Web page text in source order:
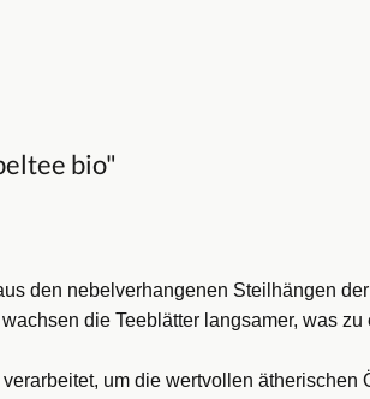
bio"
den nebelverhangenen Steilhängen
die Teeblätter langsamer, was
um die wertvollen ätherischen